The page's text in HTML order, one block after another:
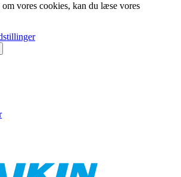
vores cookies, kan du læse vores